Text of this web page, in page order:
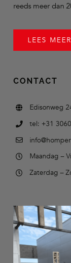
reeds meer dan
LEES MEER
CONTACT
Edisonweg
tel: +31
Maandag –
Zaterdag –